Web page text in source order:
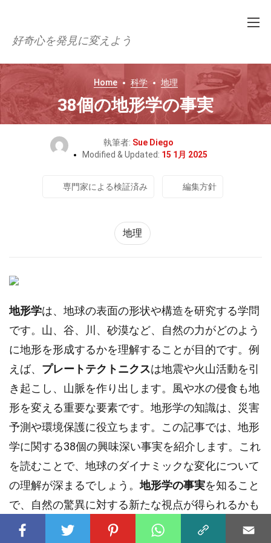
好奇心を発見に変えよう
Home 科学 地理
38個の地形学の事実
執筆者: Sue Diego
Modified & Updated: 15 1月 2025
専門家による検証済み 編集方針
地理
地形学は、地球の表面の形状や構造を研究する学問
です。山、谷、川、砂漠など、自然の力がどのよう
に地形を形成するかを理解することが目的です。例
えば、 プレートテクトニクスは地震や火山活動を引
き起こし、山脈を作り出します。風や水の侵食も地
形を変える重要な要素です。地形学の知識は、災害
予測や環境保護に役立ちます。この記事では、地形
学に関する38個の興味深い事実を紹介します。これ
を読むことで、地球のダイナミックな変化について
の理解が深まるでしょう。地形学の事実を知ること
で、自然の驚異に対する新たな視点が得られるかも
しれません。